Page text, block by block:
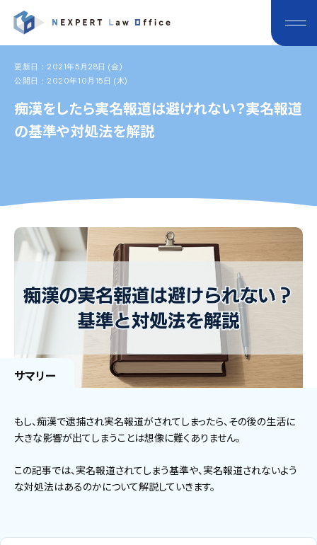
更新日：2021年5月28日 (金)
公開日：2020年10月15日 (木)
痴漢をしたら実名報道は避けれない？実名報道
の基準や対処法を解説
サマリー
もし、痴漢で逮捕され実名報道がされてしまったら、その後の生活に
大きな影響が出てしまうことは想像に難くありません。
この記事では、実名報道されてしまう基準や、実名報道されないよう
な対処法はあるのかについて解説していきます。